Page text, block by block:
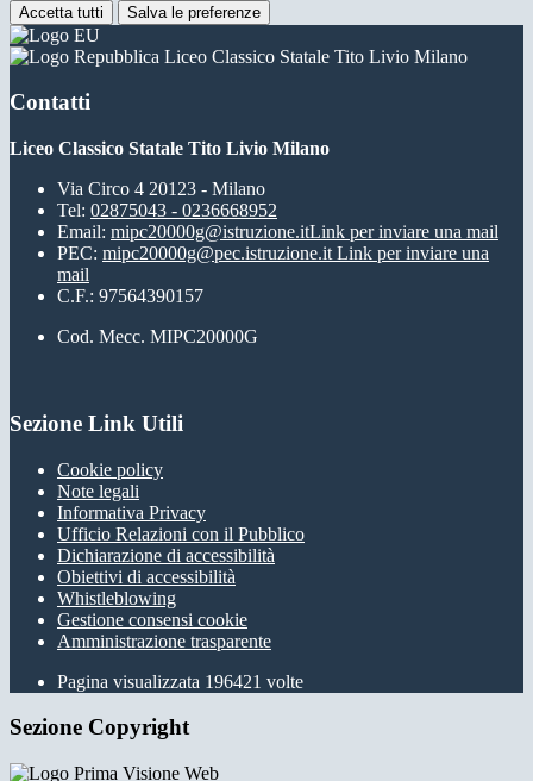
Accetta tutti Salva le preferenze
Liceo Classico Statale Tito Livio Milano
Contatti
Liceo Classico Statale Tito Livio Milano
Via Circo 4 20123 - Milano
Tel: 02875043 - 0236668952
Email: mipc20000g@istruzione.itLink per inviare una mail
PEC: mipc20000g@pec.istruzione.it Link per inviare una
mail
C.F.: 97564390157
Cod. Mecc. MIPC20000G
Sezione Link Utili
Cookie policy
Note legali
Informativa Privacy
Ufficio Relazioni con il Pubblico
Dichiarazione di accessibilità
Obiettivi di accessibilità
Whistleblowing
Gestione consensi cookie
Amministrazione trasparente
Pagina visualizzata 196421 volte
Sezione Copyright